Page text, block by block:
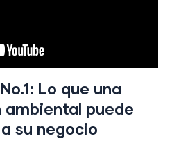
Lo que una
puede
su negocio